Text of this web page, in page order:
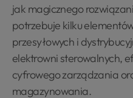
jak magicznego
potrzebuje kilku
przesyłowych i
elektrowni sterowalnych,
cyfrowego zarządzania
magazynowania.